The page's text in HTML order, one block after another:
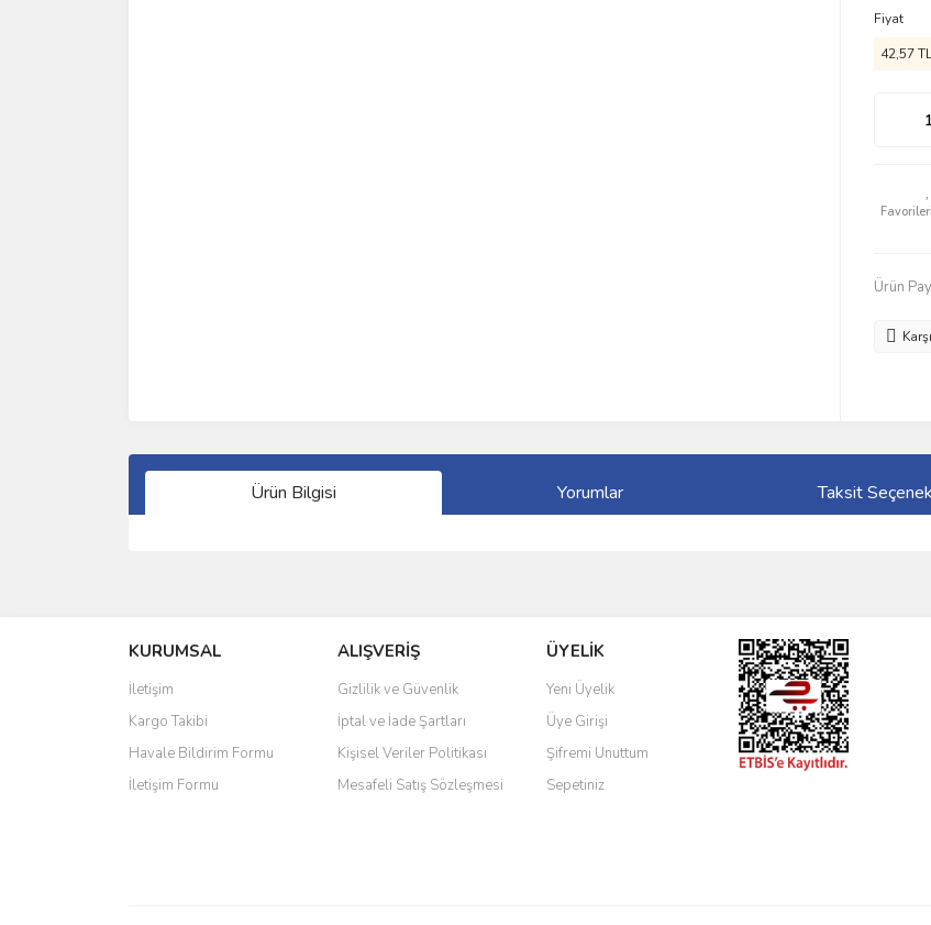
Fiyat
42,57
Ürün
Ürün Bilgisi Yorumlar Taksit
Yorum Yaz
Ürün resmi kalitesiz, bozuk veya görüntülenemiyor.
Ürün açıklamasında eksik bilgiler bulunuyor.
Ürün bilgilerinde hatalar bulunuyor.
Ürün fiyatı diğer sitelerden daha pahalı.
Bu ürüne benzer farklı alternatifler olmalı.
KURUMSAL
İletişim
Kargo Takibi
Havale Bildirim Formu
İletişim Formu
ALIŞVERİŞ
Gizlilik ve Güvenlik
İptal ve İade Şartları
Kişisel Veriler Politikası
Mesafeli Satış Sözleşmesi
ÜYELİK
Yeni Üyelik
Üye Girişi
Şifremi Unuttum
Sepetiniz